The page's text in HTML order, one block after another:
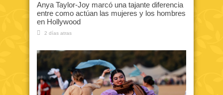
Anya Taylor-Joy marcó una tajante diferencia
entre como actúan las mujeres y los hombres
en Hollywood
2 días atras